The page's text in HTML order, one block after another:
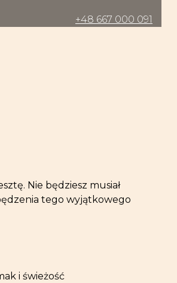
+48 667 000 091
Nie będziesz musiał
tego wyjątkowego
i świeżość